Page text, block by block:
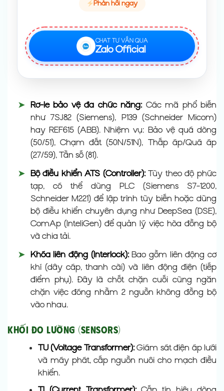
Phản hồi ngay
CHAT TƯ VẤN QUA
Zalo Official
➤ Rơ-le bảo vệ đa chức năng:Các mã phổ biến
như 7SJ82 (Siemens), P139 (Schneider Micom)
hay REF615 (ABB). Nhiệm vụ: Bảo vệ quá dòng
(50/51), Chạm đất (50N/51N), Thấp áp/Quá áp
(27/59), Tần số (81).
➤
Bộ điều khiển ATS (Controller):Tùy theo độ phức
tạp, có thể dùng PLC (Siemens S7-1200,
Schneider M221) để lập trình tùy biến hoặc dùng
bộ điều khiển chuyên dụng như DeepSea (DSE),
ComAp (InteliGen) để quản lý việc hòa đồng bộ
và chia tải.
➤
Khóa liên động (Interlock):Bao gồm liên động cơ
khí (dây cáp, thanh cài) và liên động điện (tiếp
điểm phụ). Đây là chốt chặn cuối cùng ngăn
chặn việc đóng nhầm 2 nguồn không đồng bộ
vào nhau.
Khối Đo Lường (Sensors)
TU (Voltage Transformer):Giám sát điện áp lưới
và máy phát, cấp nguồn nuôi cho mạch điều
khiển.